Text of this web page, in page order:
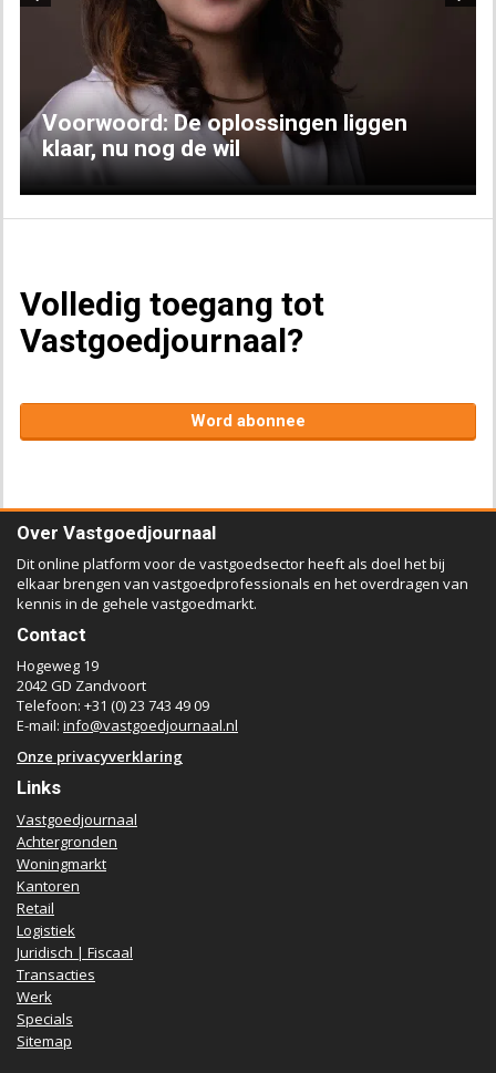
Voorwoord: De oplossingen liggen
klaar, nu nog de wil
Volledig toegang tot
Vastgoedjournaal?
Word abonnee
Over Vastgoedjournaal
Dit online platform voor de vastgoedsector heeft als doel het bij
elkaar brengen van vastgoedprofessionals en het overdragen van
kennis in de gehele vastgoedmarkt.
Contact
Hogeweg 19
2042 GD Zandvoort
Telefoon: +31 (0) 23 743 49 09
E-mail: info@vastgoedjournaal.nl
Onze privacyverklaring
Links
Vastgoedjournaal
Achtergronden
Woningmarkt
Kantoren
Retail
Logistiek
Juridisch | Fiscaal
Transacties
Werk
Specials
Sitemap